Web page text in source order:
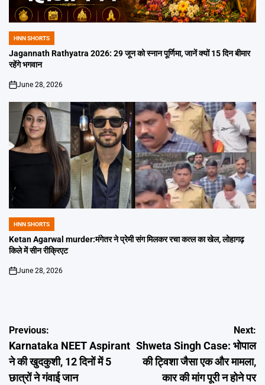
POSTED
IN
HNN SHORTS
Jagannath Rathyatra 2026: 29 जून को स्नान पूर्णिमा, जानें क्यों 15 दिन बीमार
रहेंगे भगवान
on
June 28, 2026
POSTED
IN
HNN SHORTS
Ketan Agarwal murder:मंगेतर ने प्रेमी संग मिलकर रचा कत्ल का खेल, लोहागढ़
किले में सीन रीक्रिएट
on
June 28, 2026
Post
navigation
Previous:
Karnataka NEET Aspirant
ने की खुदकुशी, 12 दिनों में 5
छात्रों ने गंवाई जान
Next:
Shweta Singh Case: भोपाल
की ट्विशा जैसा एक और मामला,
कार की मांग पूरी न होने पर